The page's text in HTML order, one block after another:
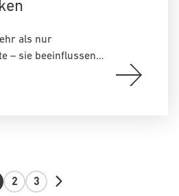
als nur
– sie beeinflussen…
2 3